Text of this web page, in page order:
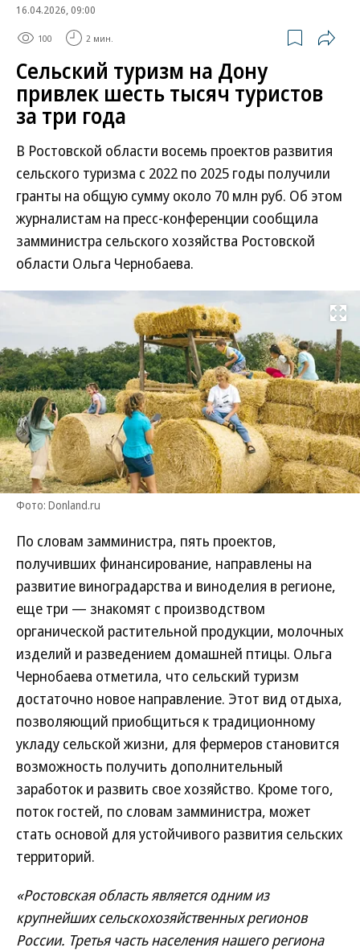
16.04.2026, 09:00
100 2 мин.
Сельский туризм на Дону
привлек шесть тысяч туристов
за три года
В Ростовской области восемь проектов развития
сельского туризма с 2022 по 2025 годы получили
гранты на общую сумму около 70 млн руб. Об этом
журналистам на пресс-конференции сообщила
замминистра сельского хозяйства Ростовской
области Ольга Чернобаева.
Развернуть
Фото: Donland.ru
По словам замминистра, пять проектов,
получивших финансирование, направлены на
развитие виноградарства и виноделия в регионе,
еще три — знакомят с производством
органической растительной продукции, молочных
изделий и разведением домашней птицы. Ольга
Чернобаева отметила, что сельский туризм
достаточно новое направление. Этот вид отдыха,
позволяющий приобщиться к традиционному
укладу сельской жизни, для фермеров становится
возможность получить дополнительный
заработок и развить свое хозяйство. Кроме того,
поток гостей, по словам замминистра, может
стать основой для устойчивого развития сельских
территорий.
«Ростовская область является одним из
крупнейших сельскохозяйственных регионов
России. Третья часть населения нашего региона